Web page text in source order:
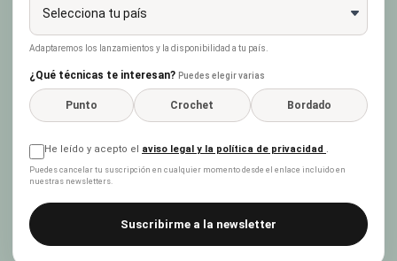
Adaptaremos los lanzamientos y la disponibilidad a tu país.
¿Qué técnicas te interesan? Puedes elegir varias
Punto Crochet Bordado
He leído y acepto el aviso legal y la política de privacidad .
Puedes cancelar tu suscripción en cualquier momento desde el enlace incluido en
nuestras newsletters.
Suscribirme a la newsletter